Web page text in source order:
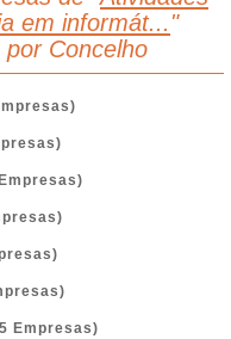
em informát... "
Concelho
Empresas)